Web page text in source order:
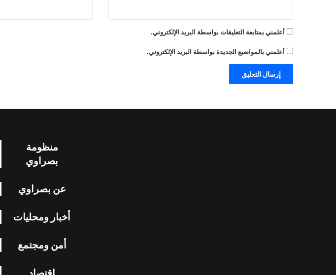
أعلمني بمتابعة التعليقات بواسطة البريد الإلكتروني.
أعلمني بالمواضيع الجديدة بواسطة البريد الإلكتروني.
منظومة
بصراوي
عن بصراوي
أخبار ومحليات
أمن ومجتمع